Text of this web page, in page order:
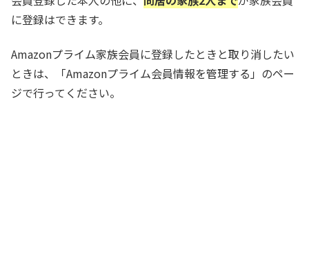
に登録はできます。
Amazonプライム家族会員に登録したときと取り消したい
ときは、「Amazonプライム会員情報を管理する」のペー
ジで行ってください。